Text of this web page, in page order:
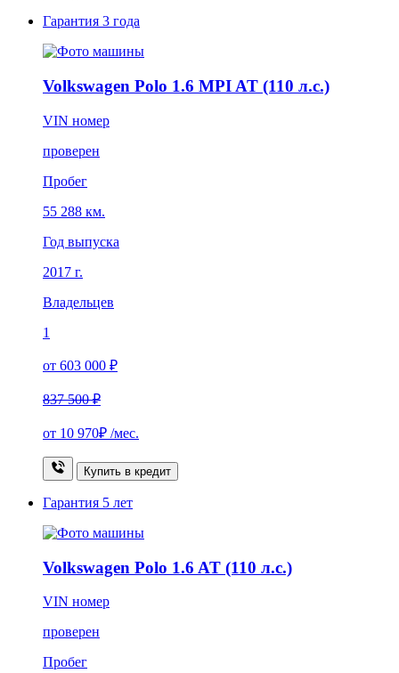
Гарантия 3 года
Volkswagen Polo 1.6 MPI AT (110 л.с.)
VIN номер
проверен
Пробег
55 288 км.
Год выпуска
2017 г.
Владельцев
1
от 603 000 ₽
837 500 ₽
от 10 970₽ /мес.
Купить в кредит
Гарантия 5 лет
Volkswagen Polo 1.6 AT (110 л.с.)
VIN номер
проверен
Пробег